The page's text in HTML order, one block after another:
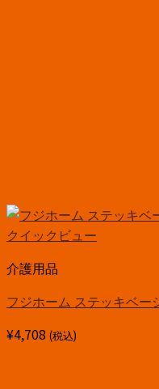
クイックビュー
介護用品
フジホーム ステッキベー
¥4,708 (税込)